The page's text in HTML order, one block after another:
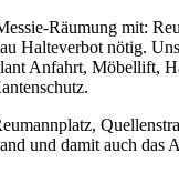
Räumung mit:
Halteverbot nötig.
Anfahrt,
und damit auch